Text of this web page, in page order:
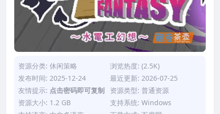
资源分类: 休闲策略
浏览热度: (2.5K)
发布时间: 2025-12-24
最近更新: 2026-07-25
友情提示: 点击密码即可复制
资源类型: 普通资源
资源大小: 1.2 GB
支持系统: Windows